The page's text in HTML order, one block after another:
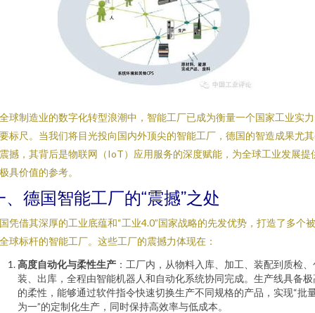
球制造业的数字化转型浪潮中，智能工厂已成为衡量一个国家工业实
标尺。当我们将目光投向国内外顶尖的智能工厂，德国的智造成果尤
撼，其背后是物联网（IoT）应用服务的深度赋能，为全球工业发展提
具价值的参考。
、德国智能工厂的“震撼”之处
凭借其深厚的工业底蕴和“工业4.0”国家战略的先发优势，打造了多个
球标杆的智能工厂。这些工厂的震撼力体现在：
高度自动化与柔性生产 ：工厂内，从物料入库、加工、装配到质检
装、出库，全程由智能机器人和自动化系统协同完成。生产线具备极
的柔性，能够通过软件指令快速切换生产不同规格的产品，实现“批
为一”的定制化生产，同时保持高效率与低成本。